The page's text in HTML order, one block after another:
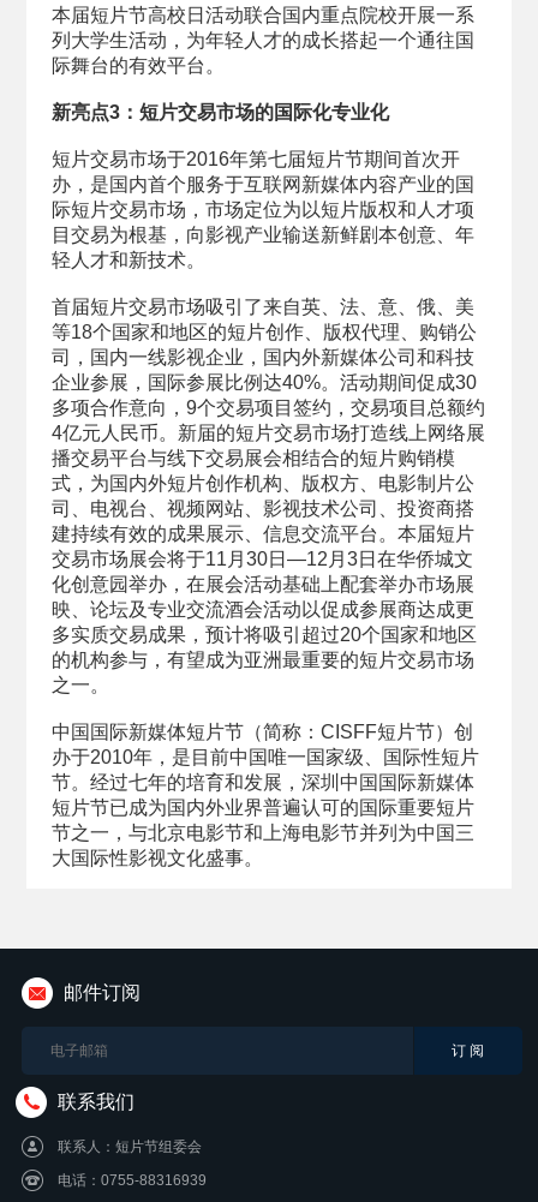
本届短片节高校日活动联合国内重点院校开展一系
列大学生活动，为年轻人才的成长搭起一个通往国
际舞台的有效平台。
新亮点3：短片交易市场的国际化专业化
短片交易市场于2016年第七届短片节期间首次开
办，是国内首个服务于互联网新媒体内容产业的国
际短片交易市场，市场定位为以短片版权和人才项
目交易为根基，向影视产业输送新鲜剧本创意、年
轻人才和新技术。
首届短片交易市场吸引了来自英、法、意、俄、美
等18个国家和地区的短片创作、版权代理、购销公
司，国内一线影视企业，国内外新媒体公司和科技
企业参展，国际参展比例达40%。活动期间促成30
多项合作意向，9个交易项目签约，交易项目总额约
4亿元人民币。新届的短片交易市场打造线上网络展
播交易平台与线下交易展会相结合的短片购销模
式，为国内外短片创作机构、版权方、电影制片公
司、电视台、视频网站、影视技术公司、投资商搭
建持续有效的成果展示、信息交流平台。本届短片
交易市场展会将于11月30日—12月3日在华侨城文
化创意园举办，在展会活动基础上配套举办市场展
映、论坛及专业交流酒会活动以促成参展商达成更
多实质交易成果，预计将吸引超过20个国家和地区
的机构参与，有望成为亚洲最重要的短片交易市场
之一。
中国国际新媒体短片节（简称：CISFF短片节）创
办于2010年，是目前中国唯一国家级、国际性短片
节。经过七年的培育和发展，深圳中国国际新媒体
短片节已成为国内外业界普遍认可的国际重要短片
节之一，与北京电影节和上海电影节并列为中国三
大国际性影视文化盛事。
邮件订阅
联系我们
联系人：短片节组委会
电话：0755-88316939